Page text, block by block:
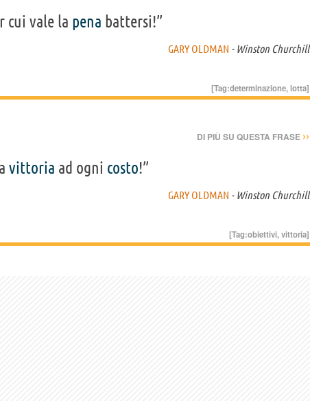
cui vale la pena battersi!”
GARY OLDMAN - Winston Churchill
[Tag:determinazione,lotta]
DI PIÙ SU QUESTA FRASE ››
vittoria ad ogni costo!”
GARY OLDMAN - Winston Churchill
[Tag:obiettivi,vittoria]